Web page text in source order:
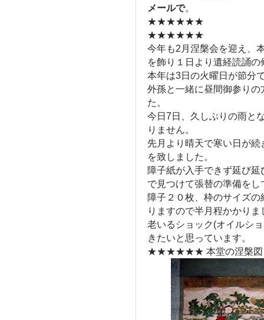
メールで。
★★★★★★
★★★★★★
今年も2月涅槃会を迎え、
を飾り１日より遺経読誦
本年は3日の火曜日が節分
外孫と一緒に昼間御参り
た。
今日7日、久しぶりの雨と
りません。
先月より晴天で寒い日が
を致しました。
障子紙が入手できず延び
で見つけて張替の準備をし
障子２０枚、枠のサイズ
りますので半月程かかり
老いるショック(オイルシ
きたいと思っています。
★★★★★★ 本堂の涅槃図